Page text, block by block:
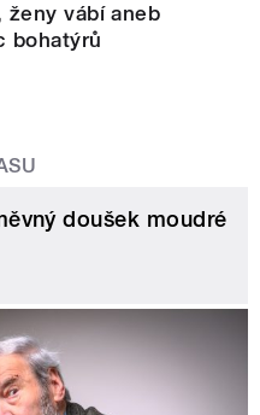
ženy vábí aneb
bohatýrů
doušek moudré